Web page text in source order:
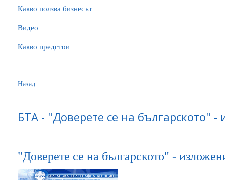
Какво ползва бизнесът
Видео
Какво предстои
Назад
БТА - "Доверете се на българското" -
"Доверете се на българското" -